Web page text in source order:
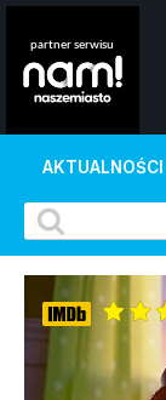
AKTUALNOŚCI